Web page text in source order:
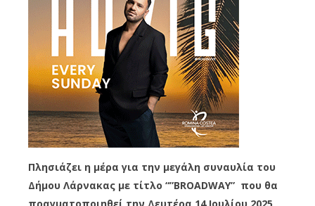
Πλησιάζει η μέρα για την μεγάλη συναυλία του
Δήμου Λάρνακας με τίτλο “”ΒROADWAY” που θα